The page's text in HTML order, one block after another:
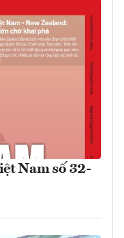
Nam số 32-